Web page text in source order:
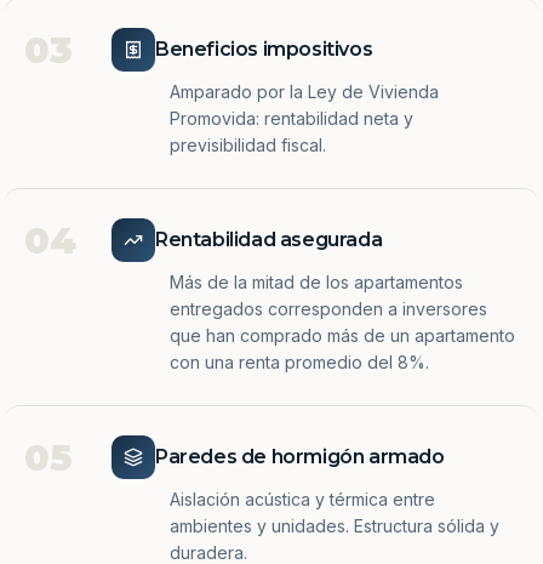
03 Beneficios impositivos
Amparado por la Ley de Vivienda
Promovida: rentabilidad neta y
previsibilidad fiscal.
04 Rentabilidad asegurada
Más de la mitad de los apartamentos
entregados corresponden a inversores
que han comprado más de un apartamento
con una renta promedio del 8%.
05 Paredes de hormigón armado
Aislación acústica y térmica entre
ambientes y unidades. Estructura sólida y
duradera.